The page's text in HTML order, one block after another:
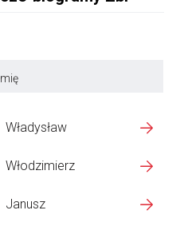
Imię
Władysław
Włodzimierz
Janusz